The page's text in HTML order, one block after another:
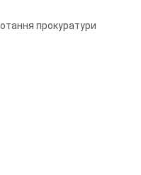
прокуратури